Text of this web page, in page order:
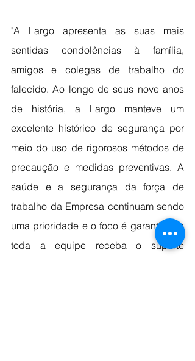
"A Largo apresenta as suas mais
sentidas condolências à família,
amigos e colegas de trabalho do
falecido. Ao longo de seus nove anos
de história, a Largo manteve um
excelente histórico de segurança por
meio do uso de rigorosos métodos de
precaução e medidas preventivas. A
saúde e a segurança da força de
trabalho da Empresa continuam sendo
uma prioridade e o foco é garantir que
toda a equipe receba o suporte